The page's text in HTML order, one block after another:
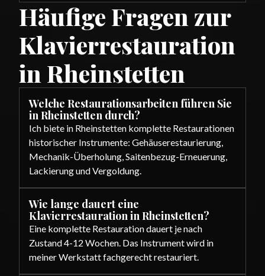
Häufige Fragen zur
Klavierrestauration
in Rheinstetten
Welche Restaurationsarbeiten führen Sie
in Rheinstetten durch?
Ich biete in Rheinstetten komplette Restaurationen
historischer Instrumente: Gehäuserestaurierung,
Mechanik-Überholung, Saitenbezug-Erneuerung,
Lackierung und Vergoldung.
Wie lange dauert eine
Klavierrestauration in Rheinstetten?
Eine komplette Restauration dauert je nach
Zustand 4-12 Wochen. Das Instrument wird in
meiner Werkstatt fachgerecht restauriert.